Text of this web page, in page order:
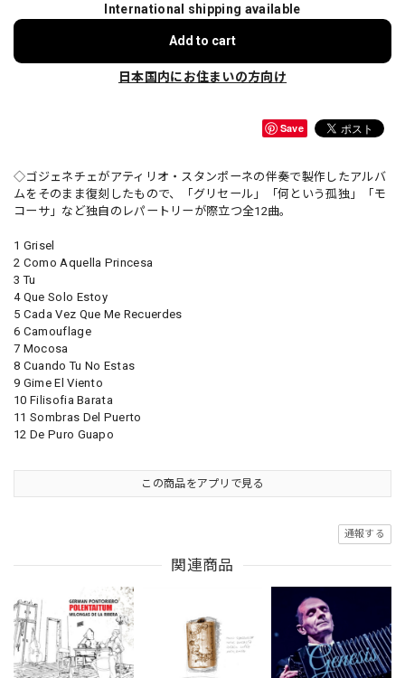
International shipping available
Add to cart
日本国内にお住まいの方向け
Save
◇ゴジェネチェがアティリオ・スタンポーネの伴奏で製作したアルバ
ムをそのまま復刻したもので、「グリセール」「何という孤独」「モ
コーサ」など独自のレパートリーが際立つ全12曲。
1 Grisel
2 Como Aquella Princesa
3 Tu
4 Que Solo Estoy
5 Cada Vez Que Me Recuerdes
6 Camouflage
7 Mocosa
8 Cuando Tu No Estas
9 Gime El Viento
10 Filisofia Barata
11 Sombras Del Puerto
12 De Puro Guapo
この商品をアプリで見る
通報する
関連商品